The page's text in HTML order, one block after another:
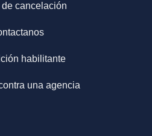
cancelación
habilitante
una agencia